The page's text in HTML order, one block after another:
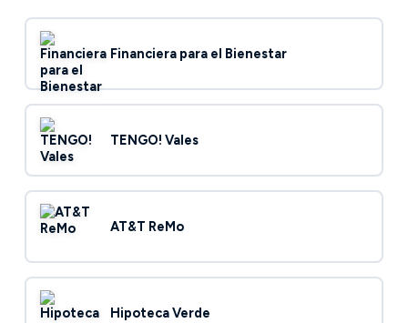
Financiera para el Bienestar
TENGO! Vales
AT&T ReMo
Hipoteca Verde